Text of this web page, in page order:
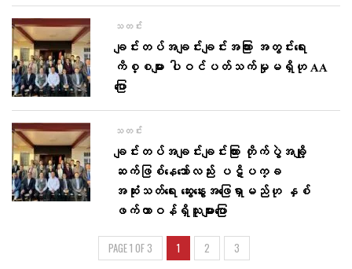
သတင်း
ချင်းတပ်အချင်းချင်းအကြား အတွင်းရေး
ကိစ္စများ ပါဝင်ပတ်သက်မှုမရှိဟု AA
ပြော
သတင်း
ချင်းတပ်အချင်းချင်းကြား တိုက်ပွဲအချို့
ဆက်ဖြစ်​နေ​သော်လည်း ပဋိပက္ခ
အဆုံးသတ်ရေး ဆွေးနွေးအဖြေရှာမည်ဟု နှစ်
ဖက်တာဝန်ရှိသူများပြော
PAGE 1 OF 3 1 2 3